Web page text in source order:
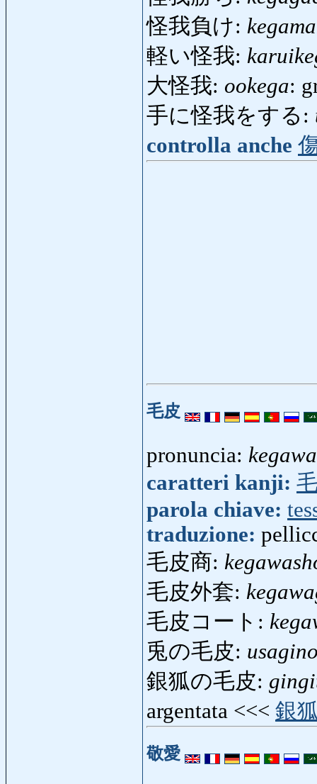
怪我負け:
軽い怪我:
大怪我: ookega:
手に怪我をする:
controlla anche
毛皮
pronuncia: kegawa
caratteri kanji:
parola chiave:
traduzione:
毛皮商:
毛皮外套:
毛皮コート:
兎の毛皮:
銀狐の毛皮:
argentata <<< 銀
敬愛